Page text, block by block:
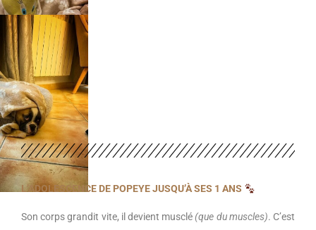
L’ADOLESCENCE DE POPEYE JUSQU’À SES 1 ANS
Son corps grandit vite, il devient musclé(que du muscles). C’est